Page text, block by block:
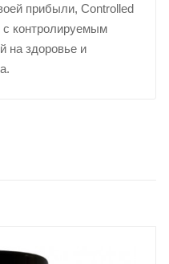
прибыли, Controlled
контролируемым
на здоровье и